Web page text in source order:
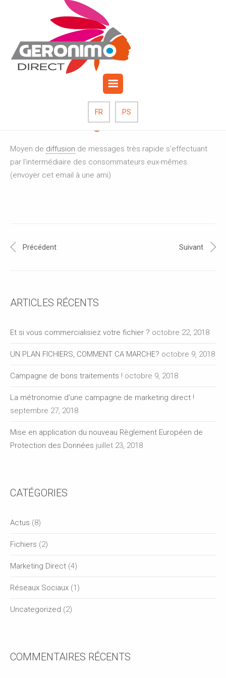
FR PS
Publié par: Admin_grnm
Marketing Viral
Moyen de diffusion de messages très rapide s'effectuant
par l'intermédiaire des consommateurs eux-mêmes.
(envoyer cet email à une ami)
Précédent Suivant
ARTICLES RÉCENTS
Et si vous commercialisiez votre fichier ? octobre 22, 2018
UN PLAN FICHIERS, COMMENT CA MARCHE? octobre 9, 2018
Campagne de bons traitements ! octobre 9, 2018
La métronomie d’une campagne de marketing direct !
septembre 27, 2018
Mise en application du nouveau Règlement Européen de
Protection des Données juillet 23, 2018
CATÉGORIES
Actus (8)
Fichiers (2)
Marketing Direct (4)
Réseaux Sociaux (1)
Uncategorized (2)
COMMENTAIRES RÉCENTS